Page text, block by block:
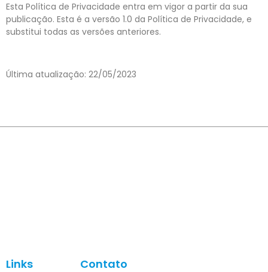
Esta Política de Privacidade entra em vigor a partir da sua
publicação. Esta é a versão 1.0 da Política de Privacidade, e
substitui todas as versões anteriores.
Última atualização: 22/05/2023
Links Contato